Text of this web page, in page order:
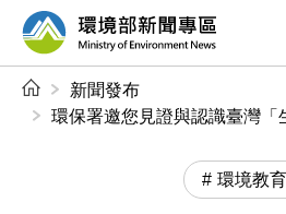
前往中央內容區塊
環境部新聞專
新聞發布
環保署邀您見證與認識臺灣「
環境教育